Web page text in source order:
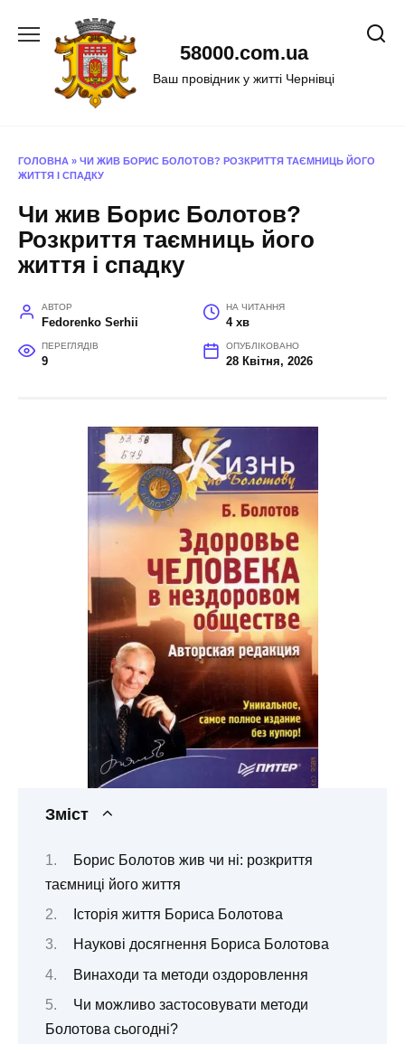
58000.com.ua
Ваш провідник у житті Чернівці
ГОЛОВНА » ЧИ ЖИВ БОРИС БОЛОТОВ? РОЗКРИТТЯ ТАЄМНИЦЬ ЙОГО
ЖИТТЯ І СПАДКУ
Чи жив Борис Болотов?
Розкриття таємниць його
життя і спадку
АВТОР
Fedorenko Serhii
НА ЧИТАННЯ
4 хв
ПЕРЕГЛЯДІВ
9
ОПУБЛІКОВАНО
28 Квітня, 2026
Зміст
Борис Болотов жив чи ні: розкриття
таємниці його життя
Історія життя Бориса Болотова
Наукові досягнення Бориса Болотова
Винаходи та методи оздоровлення
Чи можливо застосовувати методи
Болотова сьогодні?